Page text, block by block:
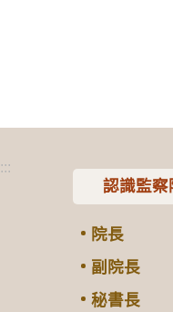
:::
認識監察
院長
副院長
秘書長